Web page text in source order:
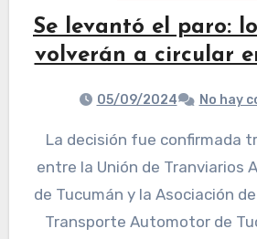
Se levantó el paro:
volverán a circular
05/09/2024 No hay
La decisión fue confirmada tras una reunión
entre la Unión de Tranviarios
de Tucumán y la Asociación
Transporte Automotor de